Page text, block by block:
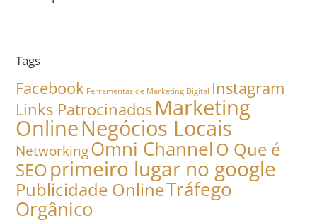
Tags
Facebook Ferramentas de Marketing Digital Instagram
Links PatrocinadosMarketing
OnlineNegócios Locais
NetworkingOmni ChannelO Que é
SEOprimeiro lugar no google
Publicidade OnlineTráfego
Orgânico